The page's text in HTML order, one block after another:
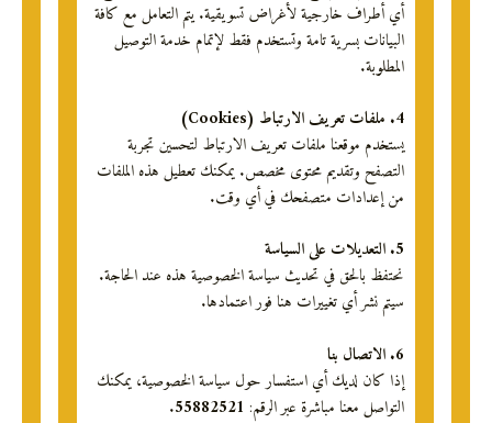
أي أطراف خارجية لأغراض تسويقية. يتم التعامل مع كافة
البيانات بسرية تامة وتستخدم فقط لإتمام خدمة التوصيل
المطلوبة.
يستخدم موقعنا ملفات تعريف الارتباط لتحسين تجربة
التصفح وتقديم محتوى مخصص. يمكنك تعطيل هذه الملفات
من إعدادات متصفحك في أي وقت.
نحتفظ بالحق في تحديث سياسة الخصوصية هذه عند الحاجة.
سيتم نشر أي تغييرات هنا فور اعتمادها.
إذا كان لديك أي استفسار حول سياسة الخصوصية، يمكنك
التواصل معنا مباشرة عبر الرقم:55882521
.